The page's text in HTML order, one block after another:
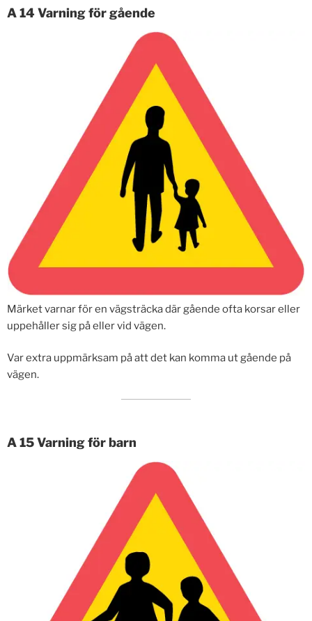
A 14 Varning för gående
Märket varnar för en vägsträcka där gående ofta korsar eller
uppehåller sig på eller vid vägen.
Var extra uppmärksam på att det kan komma ut gående på
vägen.
A 15 Varning för barn